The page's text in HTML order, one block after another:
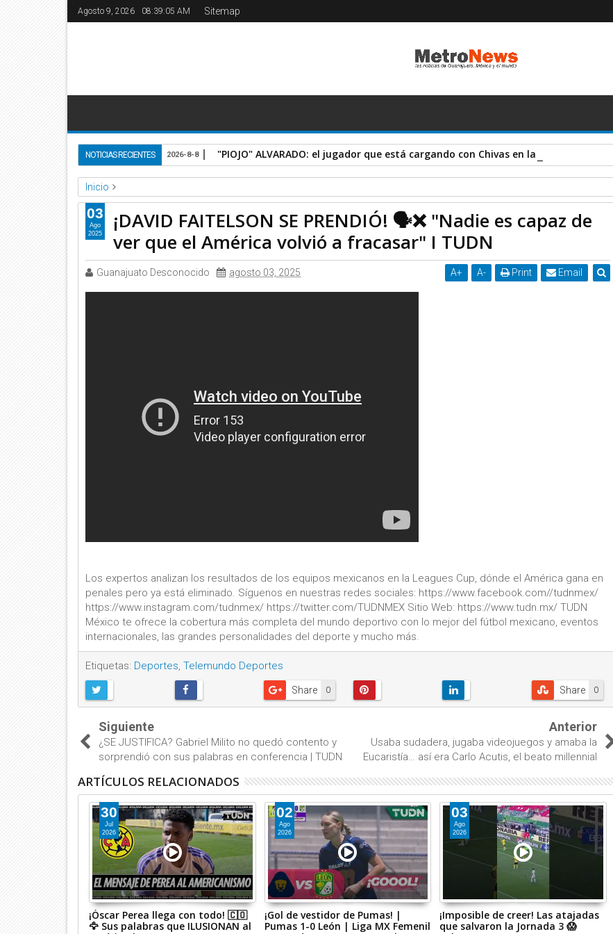
Agosto 9, 2026 08:39:05 AM Sitemap
NOTICIAS RECIENTES "PIOJO" ALVARADO: el jugador que está cargando con Chivas en la Liga MX y
2026-8-8
Inicio
Deportes
Telemundo Deportes
¡DAVID FAITELSON SE PRENDIÓ! 🗣️❌ "Nadie es capaz de ver que el América volvió a fracasar" I TUDN
¡DAVID FAITELSON SE PRENDIÓ! 🗣️❌ "Nadie es capaz de
ver que el América volvió a fracasar" I TUDN
Guanajuato Desconocido agosto 03, 2025 A+ A- Print Email
Los expertos analizan los resultados de los equipos mexicanos en la Leagues Cup, dónde el América gana en
penales pero ya está eliminado. Síguenos en nuestras redes sociales: https://www.facebook.com//tudnmex/
https://www.instagram.com/tudnmex/ https://twitter.com/TUDNMEX Sitio Web: https://www.tudn.mx/ TUDN
México te ofrece la cobertura más completa del mundo deportivo con lo mejor del fútbol mexicano, eventos
internacionales, las grandes personalidades del deporte y mucho más.
Etiquetas: Deportes, Telemundo Deportes
0
Share 0
Share
03
Ago
2025
Siguiente
¿SE JUSTIFICA? Gabriel Milito no quedó contento y
sorprendió con sus palabras en conferencia | TUDN
Anterior
Usaba sudadera, jugaba videojuegos y amaba la
Eucaristía… así era Carlo Acutis, el beato millennial
ARTÍCULOS RELACIONADOS
30
Jul
2026
¡Óscar Perea llega con todo! 🇨🇴
🦅 Sus palabras que ILUSIONAN al
02
Ago
2026
¡Gol de vestidor de Pumas! |
Pumas 1-0 León | Liga MX Femenil
03
Ago
2026
¡Imposible de creer! Las atajadas
que salvaron la Jornada 3 😱